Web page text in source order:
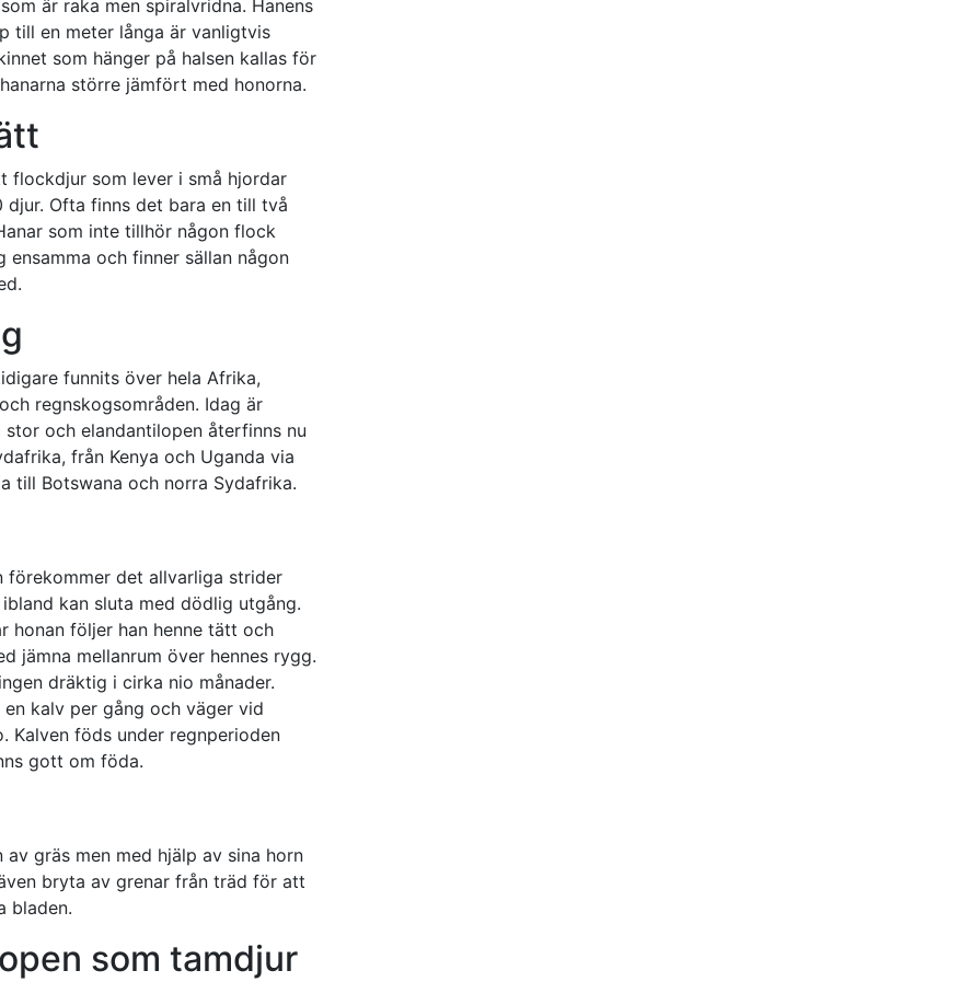
är raka men spiralvridna. Hanens
till en meter långa är vanligtvis
som hänger på halsen kallas för
större jämfört med honorna.
flockdjur som lever i små hjordar
djur. Ofta finns det bara en till två
som inte tillhör någon flock
och finner sällan någon
funnits över hela Afrika,
regnskogsområden. Idag är
och elandantilopen återfinns nu
från Kenya och Uganda via
till Botswana och norra Sydafrika.
förekommer det allvarliga strider
kan sluta med dödlig utgång.
honan följer han henne tätt och
jämna mellanrum över hennes rygg.
dräktig i cirka nio månader.
kalv per gång och väger vid
Kalven föds under regnperioden
gott om föda.
av gräs men med hjälp av sina horn
bryta av grenar från träd för att
bladen.
som tamdjur